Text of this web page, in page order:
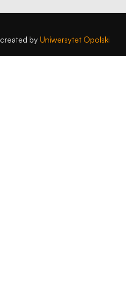
byUniwersytet Opolski